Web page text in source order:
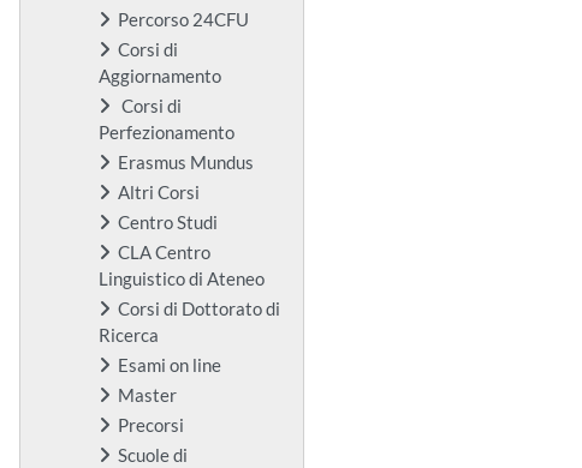
Percorso 24CFU
Corsi di
Aggiornamento
Corsi di
Perfezionamento
Erasmus Mundus
Altri Corsi
Centro Studi
CLA Centro
Linguistico di Ateneo
Corsi di Dottorato di
Ricerca
Esami on line
Master
Precorsi
Scuole di